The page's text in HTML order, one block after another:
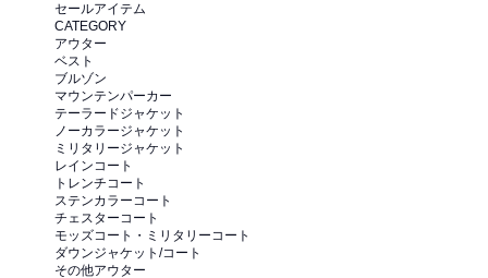
セールアイテム
CATEGORY
アウター
ベスト
ブルゾン
マウンテンパーカー
テーラードジャケット
ノーカラージャケット
ミリタリージャケット
レインコート
トレンチコート
ステンカラーコート
チェスターコート
モッズコート・ミリタリーコート
ダウンジャケット/コート
その他アウター